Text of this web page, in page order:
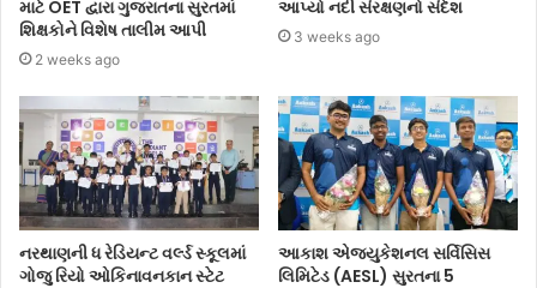
માટે OET દ્વારા ગુજરાતના સુરતમાં
શિક્ષકોને વિશેષ તાલીમ આપી
2 weeks ago
આપ્યો નદી સંરક્ષણનો સંદેશ
3 weeks ago
નરથાણની ધ રેડિયન્ટ વર્લ્ડ સ્કૂલમાં
ગોજુ રિયો ઓકિનાવનકાન સ્ટેટ
આકાશ એજ્યુકેશનલ સર્વિસિસ
લિમિટેડ (AESL) સુરતના 5